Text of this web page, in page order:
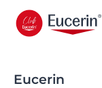
Eucerin